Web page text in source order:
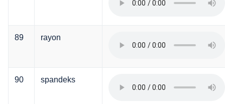
89 rayon
90 spandeks